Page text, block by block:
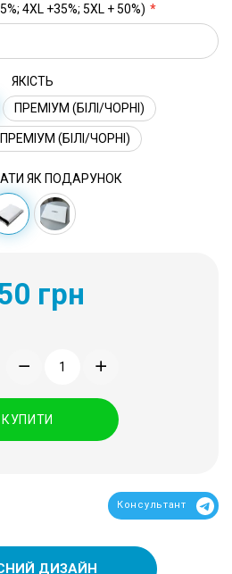
4XL +35%; 5XL + 50%)
ЯКІСТЬ
ПРЕМІУМ (БІЛІ/ЧОРНІ)
(БІЛІ/ЧОРНІ)
ЯК ПОДАРУНОК
грн
КУПИТИ
Консультант
ДИЗАЙН